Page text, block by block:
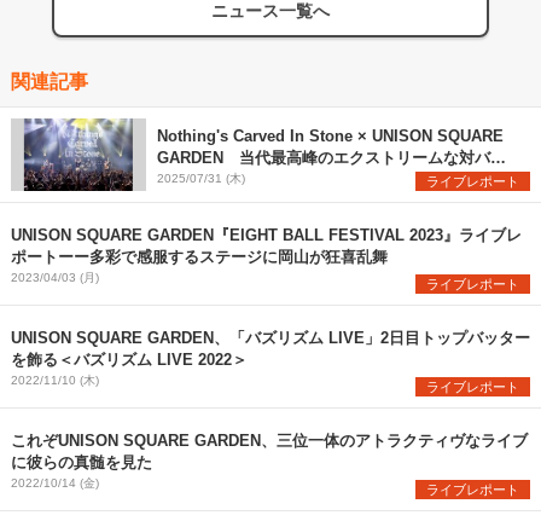
ニュース一覧へ
関連記事
Nothing's Carved In Stone × UNISON SQUARE
GARDEN 当代最高峰のエクストリームな対バン
を観た
2025/07/31 (木) ライブレポート
UNISON SQUARE GARDEN『EIGHT BALL FESTIVAL 2023』ライブレ
ポートーー多彩で感服するステージに岡山が狂喜乱舞
2023/04/03 (月) ライブレポート
UNISON SQUARE GARDEN、「バズリズム LIVE」2日目トップバッター
を飾る＜バズリズム LIVE 2022＞
2022/11/10 (木) ライブレポート
これぞUNISON SQUARE GARDEN、三位一体のアトラクティヴなライブ
に彼らの真髄を見た
2022/10/14 (金) ライブレポート